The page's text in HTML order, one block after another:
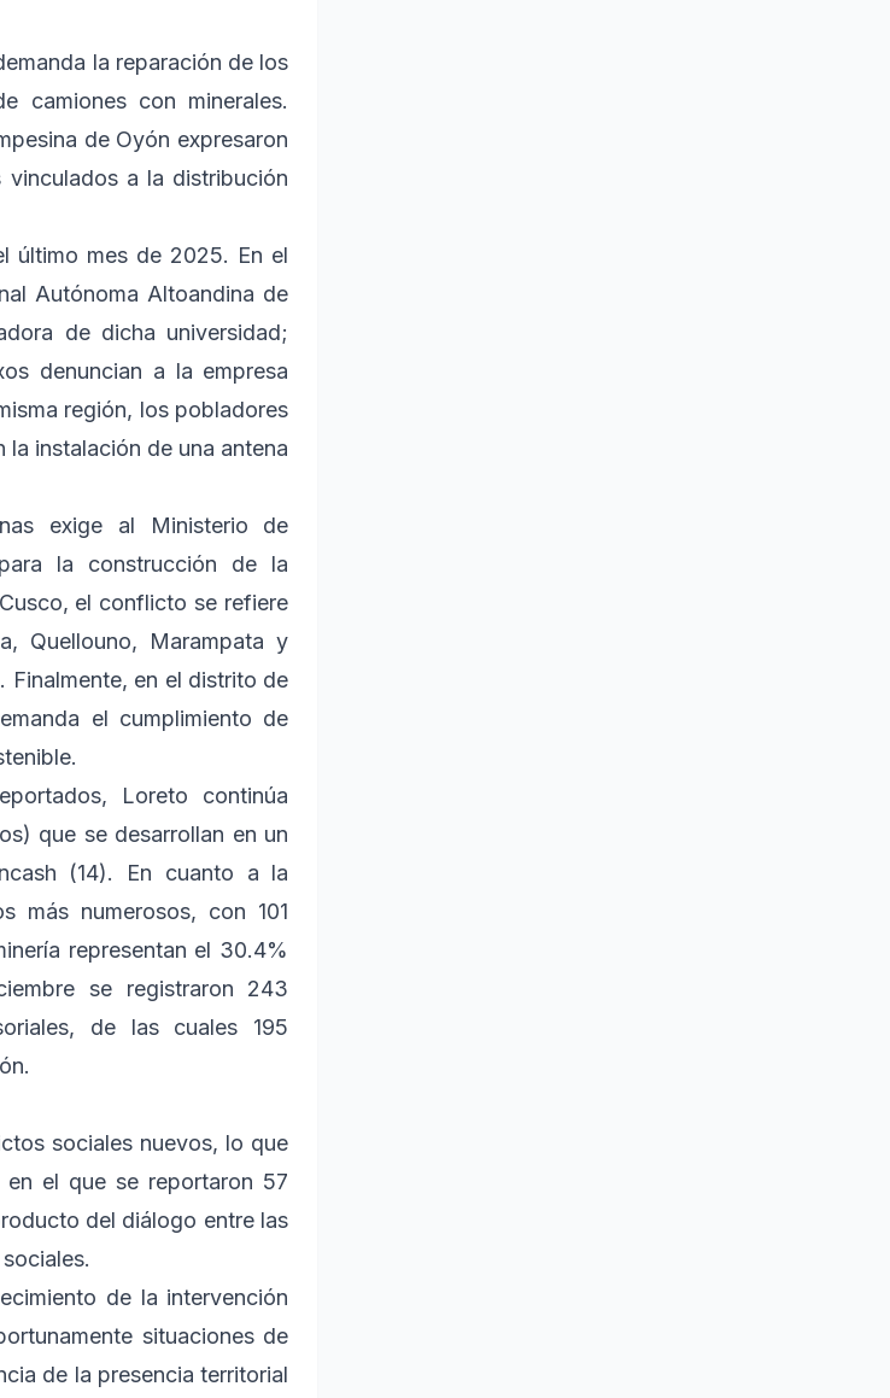
la reparación de los
camiones con minerales.
de Oyón expresaron
a la distribución
último mes de 2025. En el
Autónoma Altoandina de
de dicha universidad;
denuncian a la empresa
región, los pobladores
instalación de una antena
exige al Ministerio de
la construcción de la
el conflicto se refiere
Quellouno, Marampata y
Finalmente, en el distrito de
el cumplimiento de
Loreto continúa
que se desarrollan en un
(14). En cuanto a la
más numerosos, con 101
representan el 30.4%
se registraron 243
de las cuales 195
sociales nuevos, lo que
el que se reportaron 57
del diálogo entre las
de la intervención
situaciones de
de la presencia territorial